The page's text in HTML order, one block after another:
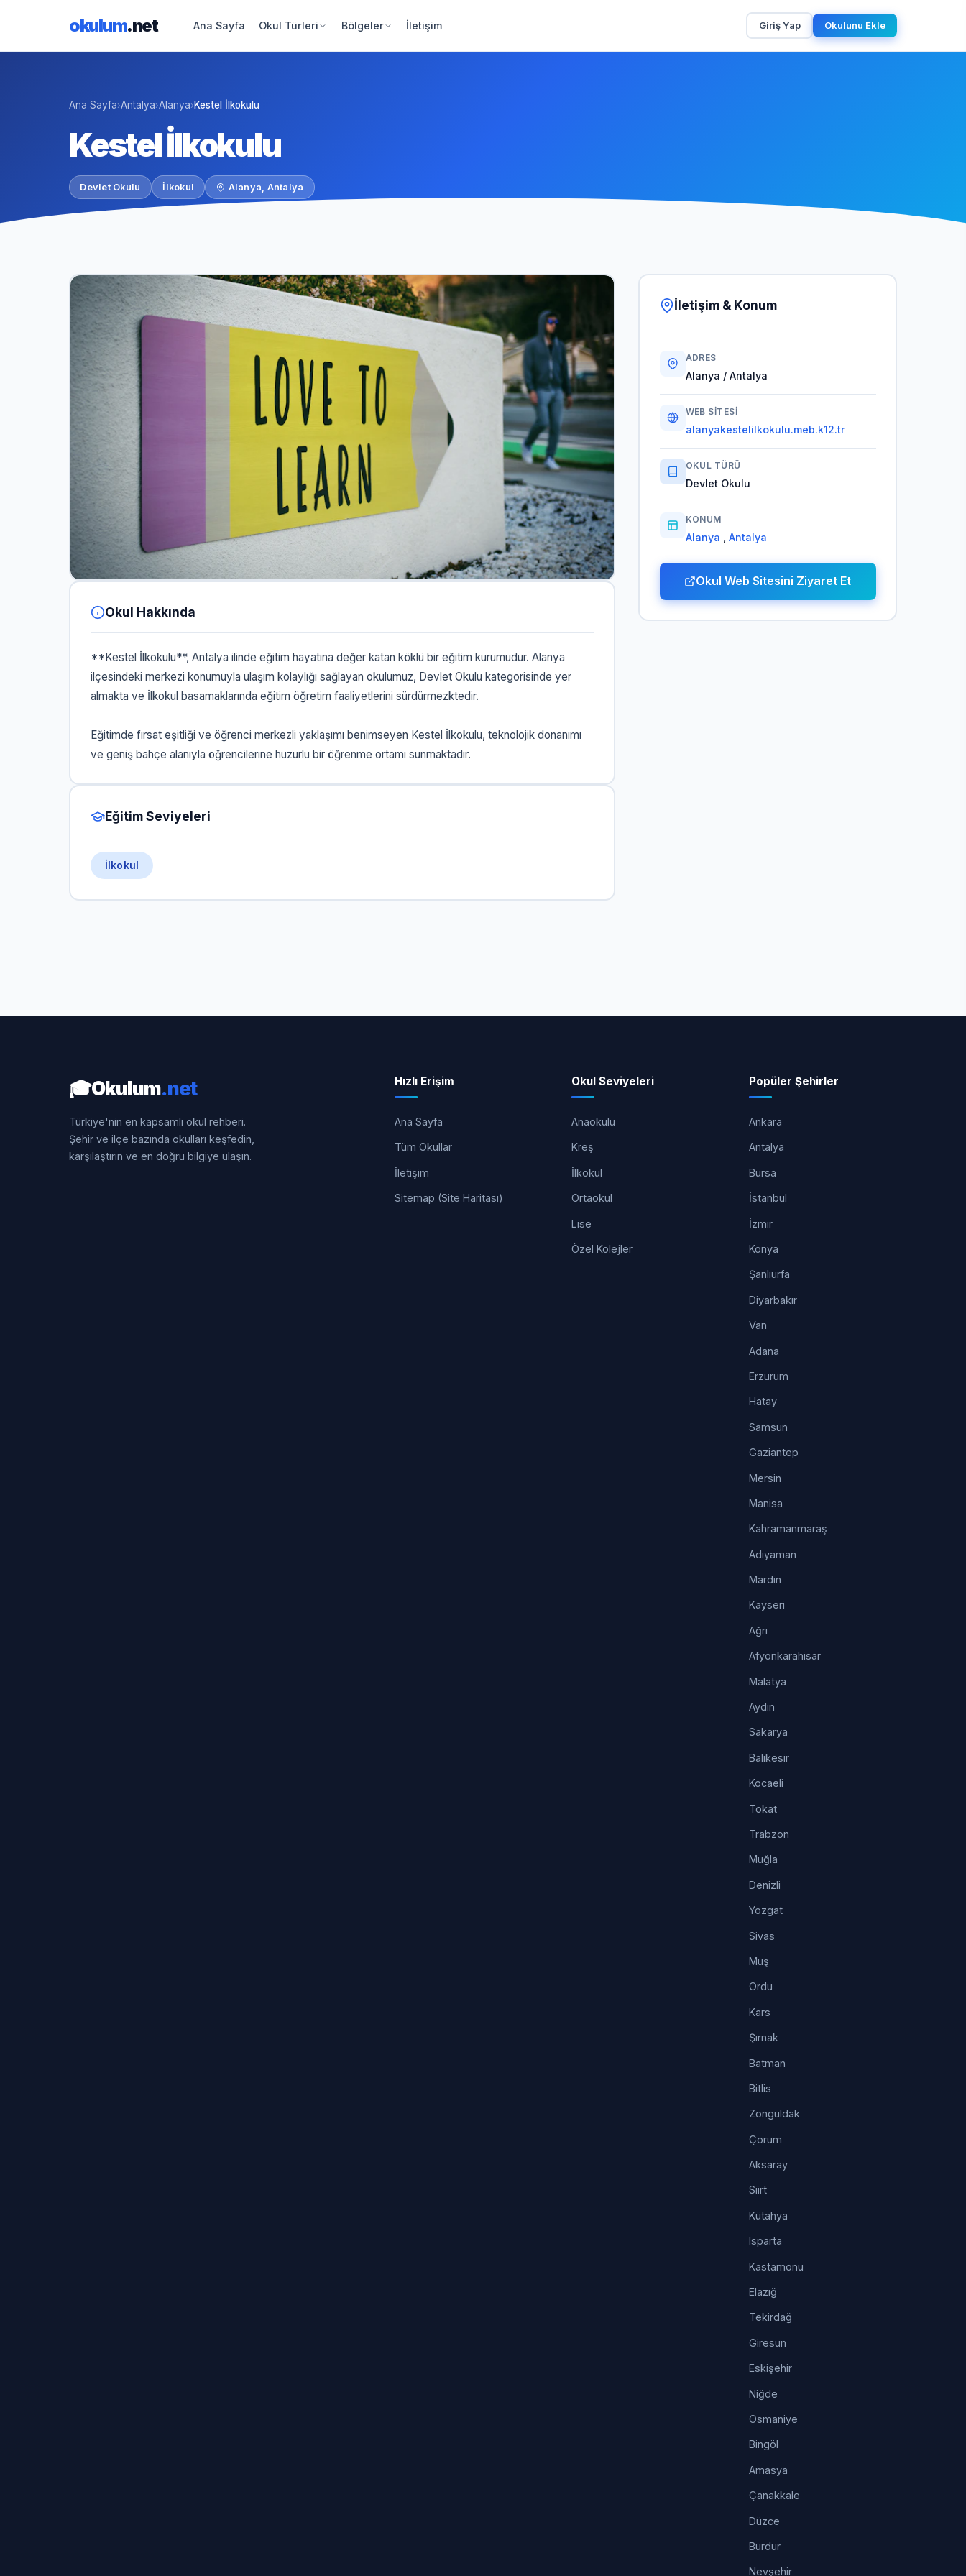
okulum.net Ana Sayfa Okul Türleri Bölgeler İletişim Giriş Yap Okulunu Ekle
Ana Sayfa›Antalya›Alanya› Kestel İlkokulu
Kestel İlkokulu
Devlet Okulu İlkokul Alanya, Antalya
Okul Hakkında
**Kestel İlkokulu**, Antalya ilinde eğitim hayatına değer katan köklü bir eğitim kurumudur. Alanya
ilçesindeki merkezi konumuyla ulaşım kolaylığı sağlayan okulumuz, Devlet Okulu kategorisinde yer
almakta ve İlkokul basamaklarında eğitim öğretim faaliyetlerini sürdürmezktedir.
Eğitimde fırsat eşitliği ve öğrenci merkezli yaklaşımı benimseyen Kestel İlkokulu, teknolojik donanımı
ve geniş bahçe alanıyla öğrencilerine huzurlu bir öğrenme ortamı sunmaktadır.
Eğitim Seviyeleri
İlkokul
İletişim & Konum
ADRES
Alanya / Antalya
WEB SITESI
alanyakestelilkokulu.meb.k12.tr
OKUL TÜRÜ
Devlet Okulu
KONUM
Alanya Antalya
Okul Web Sitesini Ziyaret Et
🎓Okulum.net
Türkiye'nin en kapsamlı okul rehberi.
Şehir ve ilçe bazında okulları keşfedin,
karşılaştırın ve en doğru bilgiye ulaşın.
Hızlı Erişim
Ana Sayfa
Tüm Okullar
İletişim
Sitemap (Site Haritası)
Okul Seviyeleri
Anaokulu
Kreş
İlkokul
Ortaokul
Lise
Özel Kolejler
Popüler Şehirler
Ankara
Antalya
Bursa
İstanbul
İzmir
Konya
Şanlıurfa
Diyarbakır
Van
Adana
Erzurum
Hatay
Samsun
Gaziantep
Mersin
Manisa
Kahramanmaraş
Adıyaman
Mardin
Kayseri
Ağrı
Afyonkarahisar
Malatya
Aydın
Sakarya
Balıkesir
Kocaeli
Tokat
Trabzon
Muğla
Denizli
Yozgat
Sivas
Muş
Ordu
Kars
Şırnak
Batman
Bitlis
Zonguldak
Çorum
Aksaray
Siirt
Kütahya
Isparta
Kastamonu
Elazığ
Tekirdağ
Giresun
Eskişehir
Niğde
Osmaniye
Bingöl
Amasya
Çanakkale
Düzce
Burdur
Nevşehir